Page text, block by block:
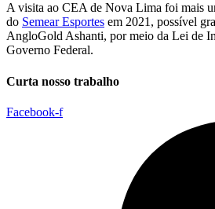
A visita ao CEA de Nova Lima foi mais
do Semear Esportes em 2021, possível
AngloGold Ashanti, por meio da Lei de
Governo Federal.
Curta nosso trabalho
Facebook-f